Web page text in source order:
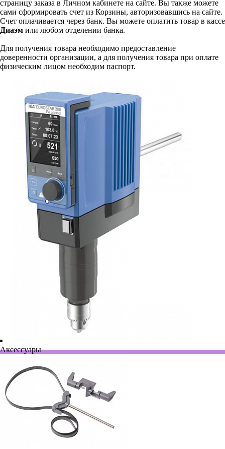
страницу заказа в Личном кабинете на сайте. Вы также можете
сами сформировать счет из Корзины, авторизовавшись на сайте.
Счет оплачивается через банк. Вы можете оплатить товар в кассе
Диаэм или любом отделении банка.
Для получения товара необходимо предоставление
доверенности организации, а для получения товара при оплате
физическим лицом необходим паспорт.
Аксессуары